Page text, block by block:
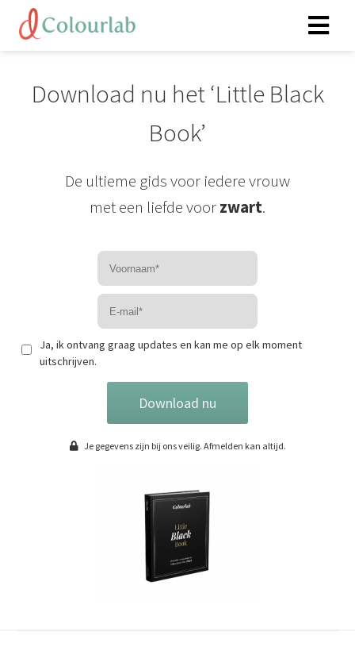
Download nu het ‘Little Black
Book’
De ultieme gids voor iedere vrouw
met een liefde voorzwart.
Ja, ik ontvang graag updates en kan me op elk moment
uitschrijven.
Download nu
Je gegevens zijn bij ons veilig. Afmelden kan altijd.